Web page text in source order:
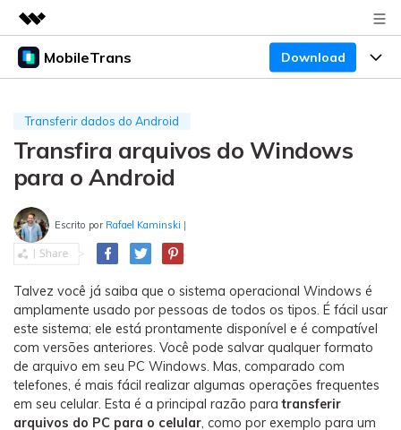
Produtos em destaque
Utilitários
Soluções
Sobre nós
Sala de imprensa
Loja
Suporte
MobileTrans Download
Desktop
Transferir o WhatsApp e o WhatsApp Business
entre dispositivos Android e iOS.
Transferência de celular
Transferir mensagens, fotos, vídeos e muito mais
de celular para outro, celular para computador e
vice-versa.
Backup e restauração
Preços
Preços para Mac
Preços para empresas
Preços Educacionais
Centro de apoio
Guia de usuario
FAQ
Mais suporte
Blogs
Temas em Destaque
Temas em Destaque
Temas em Destaque
Concursos e eventos
BUSCAR
Download
Transferir dados do Android
Transfira arquivos do Windows
para o Android
Escrito por Rafael Kaminski |
Talvez você já saiba que o sistema operacional Windows é
amplamente usado por pessoas de todos os tipos. É fácil usar
este sistema; ele está prontamente disponível e é compatível
com versões anteriores. Você pode salvar qualquer formato
de arquivo em seu PC Windows. Mas, comparado com
telefones, é mais fácil realizar algumas operações frequentes
em seu celular. Esta é a principal razão paratransferir
arquivos do PC para o celular, como por exemplo para um